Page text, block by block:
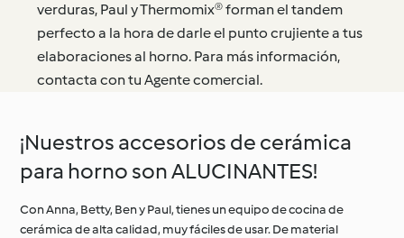
verduras, Paul y Thermomix® forman el tandem
perfecto a la hora de darle el punto crujiente a tus
elaboraciones al horno. Para más información,
contacta con tu Agente comercial.
¡Nuestros accesorios de cerámica
para horno son ALUCINANTES!
Con Anna, Betty, Ben y Paul, tienes un equipo de cocina de
cerámica de alta calidad, muy fáciles de usar. De material